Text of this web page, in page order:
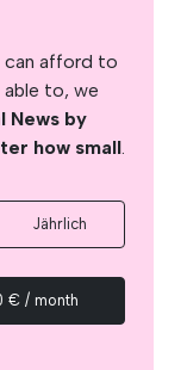
can afford to
to, we
News by
how small
Jährlich
€ / month